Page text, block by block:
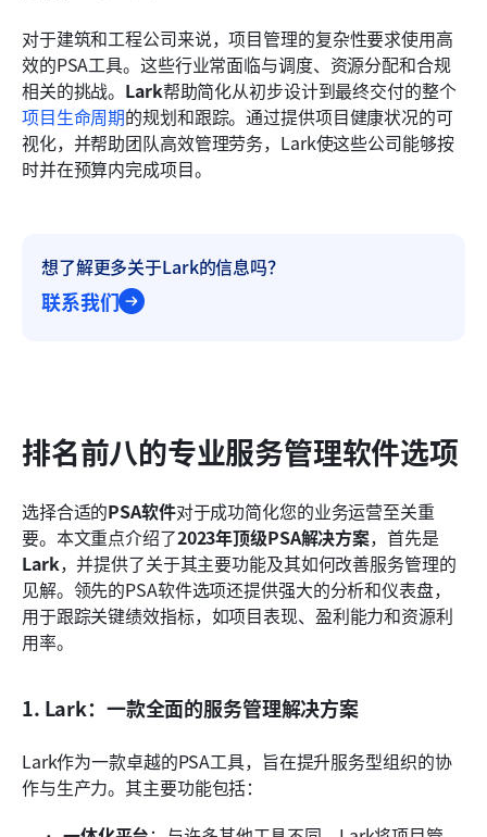
对于建筑和工程公司来说，项目管理的复杂性要求使用高
效的PSA工具。这些行业常面临与调度、资源分配和合规
相关的挑战。 Lark帮助简化从初步设计到最终交付的整个
项目生命周期的规划和跟踪。通过提供项目健康状况的可
视化，并帮助团队高效管理劳务，Lark使这些公司能够按
时并在预算内完成项目。
想了解更多关于Lark的信息吗？
联系我们
排名前八的专业服务管理软件选项
选择合适的PSA软件对于成功简化您的业务运营至关重
要。本文重点介绍了2023年顶级PSA解决方案，首先是
Lark，并提供了关于其主要功能及其如何改善服务管理的
见解。领先的PSA软件选项还提供强大的分析和仪表盘，
用于跟踪关键绩效指标，如项目表现、盈利能力和资源利
用率。
1. Lark：一款全面的服务管理解决方案
Lark作为一款卓越的PSA工具，旨在提升服务型组织的协
作与生产力。其主要功能包括：